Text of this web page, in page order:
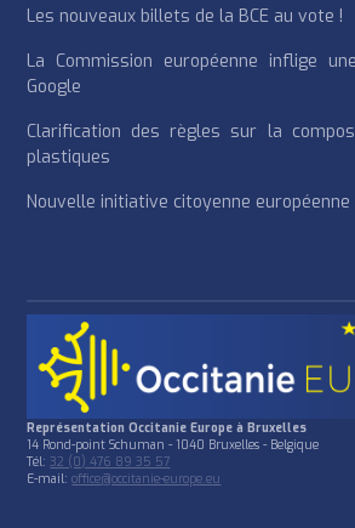
Les nouveaux billets de la BCE au vote !
La Commission européenne inflige
Google
Clarification des règles sur la
plastiques
Nouvelle initiative citoyenne
Représentation Occitanie Europe à Bruxelles
14 Rond-point Schuman - 1040 Bruxelles - Belgique
Tél:32 (0) 476 89 35 57
E-mail:office@occitanie-europe.eu